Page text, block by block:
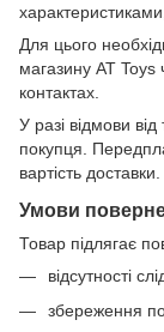
Для цього
магазину AT
контактах.
У разі відмови
покупця.
вартість доставки.
Умови
Товар підлягає
відсутності
збереження